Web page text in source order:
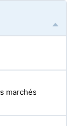
marchés